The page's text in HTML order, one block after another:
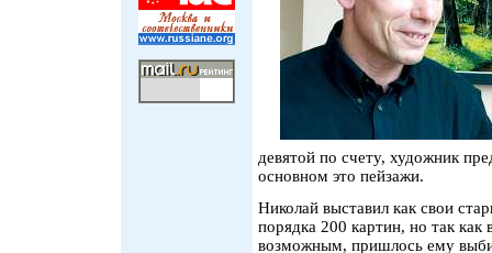
девятой по счету, художник
основном это пейзажи.
Николай выставил как свои
порядка 200 картин, но так как
возможным, пришлось ему